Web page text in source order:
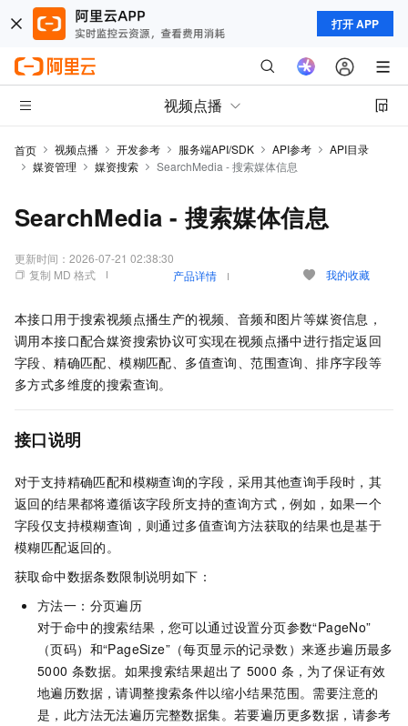
打开 APP
视频点播
首页 视频点播 开发参考 服务端API/SDK API参考
API目录
媒资管理
媒资搜索 SearchMedia - 搜索媒体信息
SearchMedia - 搜索媒体信息
更新时间： 2026-07-21 02:38:30
复制 MD 格式
产品详情 我的收藏
本接口用于搜索视频点播生产的视频、音频和图片等媒资信息，
调用本接口配合媒资搜索协议可实现在视频点播中进行指定返回
字段、精确匹配、模糊匹配、多值查询、范围查询、排序字段等
多方式多维度的搜索查询。
接口说明
对于支持精确匹配和模糊查询的字段，采用其他查询手段时，其
返回的结果都将遵循该字段所支持的查询方式，例如，如果一个
字段仅支持模糊查询，则通过多值查询方法获取的结果也是基于
模糊匹配返回的。
获取命中数据条数限制说明如下：
方法一：分页遍历
对于命中的搜索结果，您可以通过设置分页参数“PageNo”
（页码）和“PageSize”（每页显示的记录数）来逐步遍历最多
5000 条数据。如果搜索结果超出了 5000 条，为了保证有效
地遍历数据，请调整搜索条件以缩小结果范围。需要注意的
是，此方法无法遍历完整数据集。若要遍历更多数据，请参考